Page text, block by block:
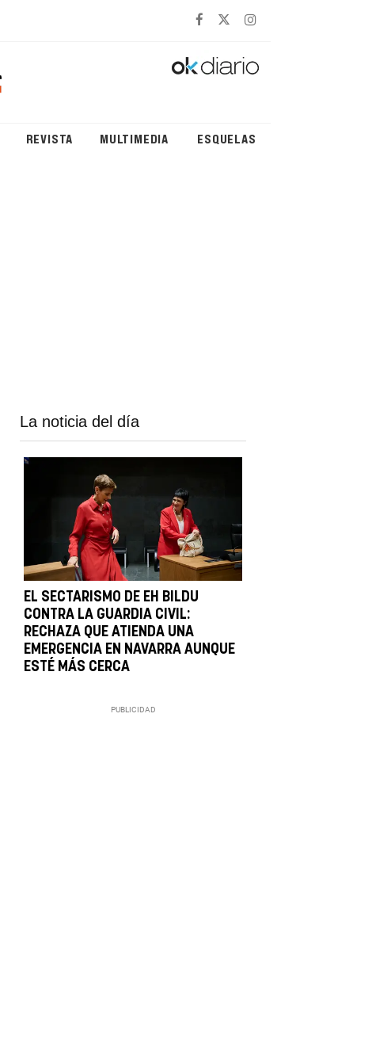
REVISTA MULTIMEDIA ESQUELAS
La noticia del día
EL SECTARISMO DE EH BILDU
CONTRA LA GUARDIA CIVIL:
RECHAZA QUE ATIENDA UNA
EMERGENCIA EN NAVARRA AUNQUE
ESTÉ MÁS CERCA